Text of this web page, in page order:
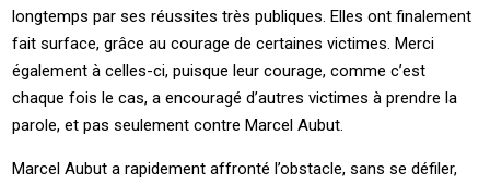
longtemps par ses réussites très publiques. Elles ont finalement
fait surface, grâce au courage de certaines victimes. Merci
également à celles-ci, puisque leur courage, comme c’est
chaque fois le cas, a encouragé d’autres victimes à prendre la
parole, et pas seulement contre Marcel Aubut.
Marcel Aubut a rapidement affronté l’obstacle, sans se défiler,